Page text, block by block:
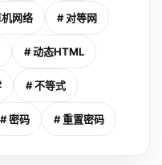
网络 # 对等网
# 动态HTML
# 不等式
# 密码 # 重置密码